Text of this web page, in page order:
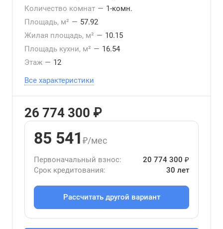
Количество комнат — 1-комн.
Площадь, м² — 57.92
Жилая площадь, м² — 10.15
Площадь кухни, м² — 16.54
Этаж — 12
Все характеристики
26 774 300 ₽
85 541 ₽/мес
Первоначальный взнос:
20 774 300 ₽
Срок кредитования:
30 лет
Рассчитать другой вариант